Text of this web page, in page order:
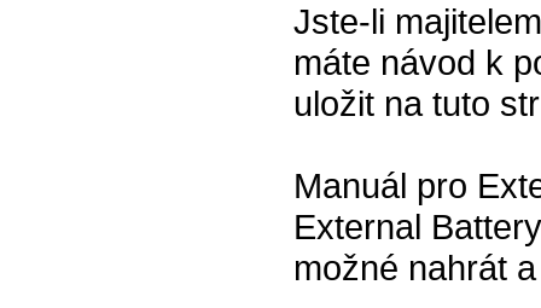
Jste-li
máte návod k
uložit na tuto
Manuál pro
External
možné nahrát